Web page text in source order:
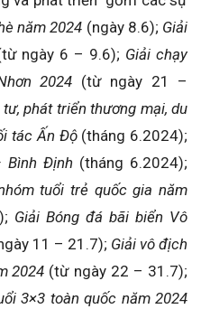
năm 2024 (ngày 8.6); Giải
ngày 6 – 9.6); Giải chạy
2024 (từ ngày 21 –
phát triển thương mại, du
tác Ấn Độ(tháng 6.2024);
Bình Định (tháng 6.2024);
tuổi trẻ quốc gia năm
Giải Bóng đá bãi biển Vô
11 – 21.7); Giải vô địch
2024 (từ ngày 22 – 31.7);
3×3 toàn quốc năm 2024